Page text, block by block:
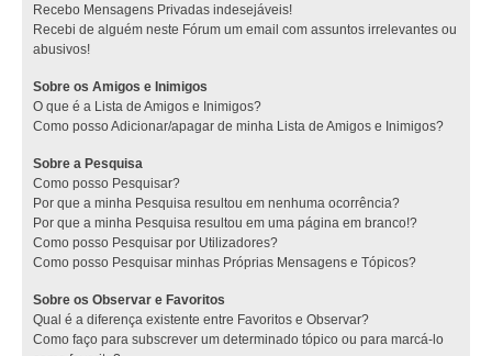
Recebo Mensagens Privadas indesejáveis!
Recebi de alguém neste Fórum um email com assuntos irrelevantes ou
abusivos!
Sobre os Amigos e Inimigos
O que é a Lista de Amigos e Inimigos?
Como posso Adicionar/apagar de minha Lista de Amigos e Inimigos?
Sobre a Pesquisa
Como posso Pesquisar?
Por que a minha Pesquisa resultou em nenhuma ocorrência?
Por que a minha Pesquisa resultou em uma página em branco!?
Como posso Pesquisar por Utilizadores?
Como posso Pesquisar minhas Próprias Mensagens e Tópicos?
Sobre os Observar e Favoritos
Qual é a diferença existente entre Favoritos e Observar?
Como faço para subscrever um determinado tópico ou para marcá-lo